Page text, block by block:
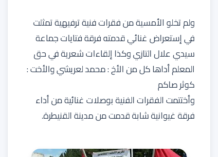
ولم تخلو الأمسية من فقرات فنية ترفيهية تمثلت
في إستعراض غنائي قدمته فرقة فتايات جماعة
سيدي علال التازي وكذا إلقاءات شعرية في حق
المعلم أداها كل من الأخ : محمد لعريشي والأخت :
كوثر صاكم
وأختتمت الفقرات الفنية بوصلات غنائية من أداء
فرقة غيوانية شابة قدمت من مدينة القنيطرة.